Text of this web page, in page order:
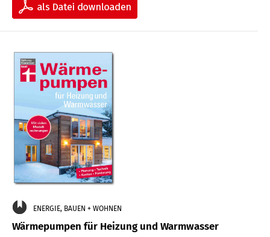
ENERGIE, BAUEN + WOHNEN
Wärmepumpen für Heizung und Warmwasser